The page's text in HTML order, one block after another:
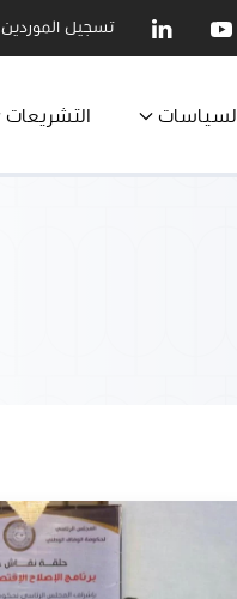
تسجيل الموردين
السياسات التشريعات